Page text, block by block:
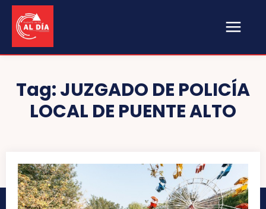
Tag:JUZGADO DE POLICÍA
LOCAL DE PUENTE ALTO